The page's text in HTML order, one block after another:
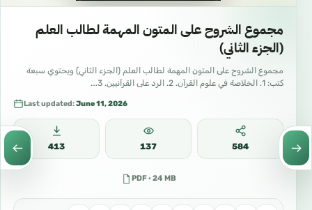
مجموع الشروح على المتون المهمة لطالب العلم
(الجزء الثاني)
مجموع الشروح على المتون المهمة لطالب العلم (الجزء الثاني) ويحتوي سبعة
كتب: 1. الخلاصة في علوم القرآن. 2. الرد على القرآنيين. 3.…
Last updated:June 11, 2026
413 137 584
PDF · 24 MB